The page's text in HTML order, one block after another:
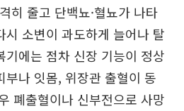
히 줄고 단백뇨·혈뇨가 나타
시 소변이 과도하게 늘어나 탈
기에는 점차 신장 기능이 정상
부나 잇몸, 위장관 출혈이 동
폐출혈이나 신부전으로 사망